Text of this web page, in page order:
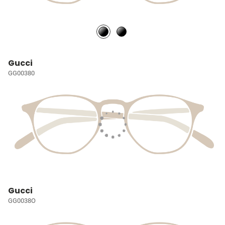
Gucci
GG00380
Gucci
GG0038O